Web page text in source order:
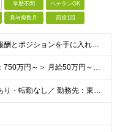
学歴不問 ベテランOK
賞与複数月 面接1回
【実力に見合った報酬とポジションを手に入れたい方】 ●システム開発の実務経験（目安：8年以上） ●プロジェクトリーダーやチームマネジメントの経験（目安：2年以上） ※学歴不問 ★こんな方にピッタリで
＜初年度想定年収：750万円～＞ 月給50万円～＋諸手当＋決算賞与＋寸志の計2回 ※経験・スキルを考慮し決定します。 ※固定残業代（30時間分／9.5万円～）を含みます。超過分は別途支給します。 ※試
＼リモートワークあり・転勤なし／ 勤務先：東京都23区、神奈川県、千葉県、埼玉県の各プロジェクト先 ※リモートワーク可能ですが案件により変更の場合がございます。 ■本社 東京都豊島区南池袋1-16-